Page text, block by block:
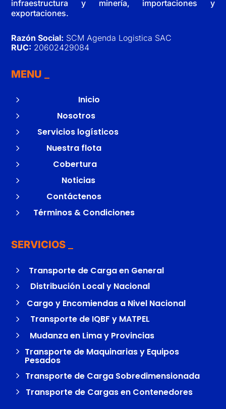
infraestructura y minería, importaciones y
exportaciones.
Razón Social: SCM Agenda Logistica SAC
RUC: 20602429084
MENU
5 Inicio
5 Nosotros
5 Servicios logísticos
5 Nuestra flota
5 Cobertura
5 Noticias
5 Contáctenos
5 Términos & Condiciones
SERVICIOS
5 Transporte de Carga en General
5 Distribución Local y Nacional
5 Cargo y Encomiendas a Nivel Nacional
5 Transporte de IQBF y MATPEL
5 Mudanza en Lima y Provincias
5 Transporte de Maquinarias y Equipos
Pesados
5 Transporte de Carga Sobredimensionada
5 Transporte de Cargas en Contenedores